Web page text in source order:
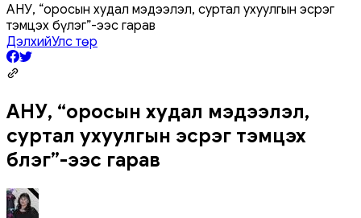
АНУ, “оросын худал мэдээлэл, суртал ухуулгын эсрэг
тэмцэх бүлэг”-ээс гарав
ДэлхийУлс төр
АНУ, “оросын худал мэдээлэл,
суртал ухуулгын эсрэг тэмцэх
бүлэг”-ээс гарав